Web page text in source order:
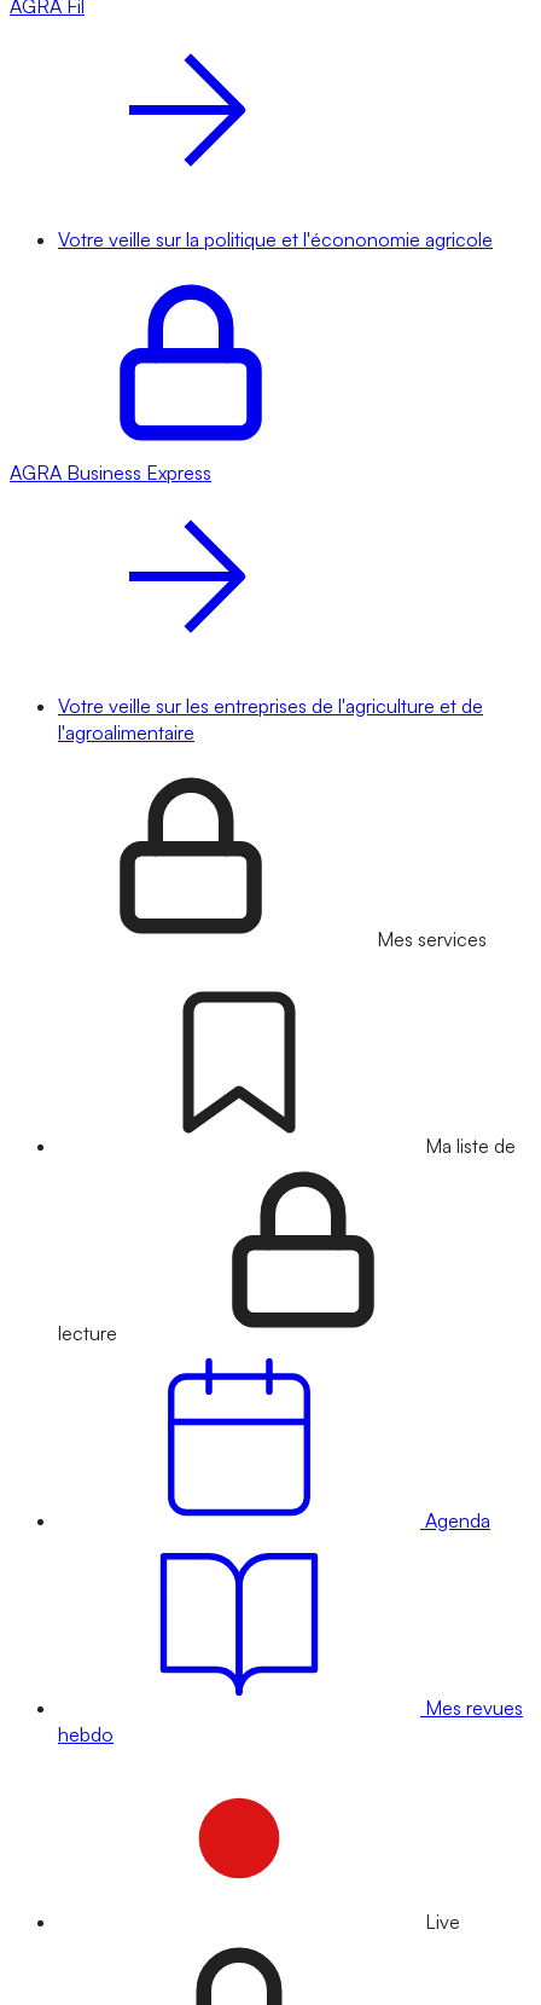
AGRA Fil
Votre veille sur la politique et l'écononomie agricole
AGRA Business Express
Votre veille sur les entreprises de l'agriculture et de
l'agroalimentaire
Mes services
Ma liste de
lecture
Agenda
Mes revues
hebdo
Live